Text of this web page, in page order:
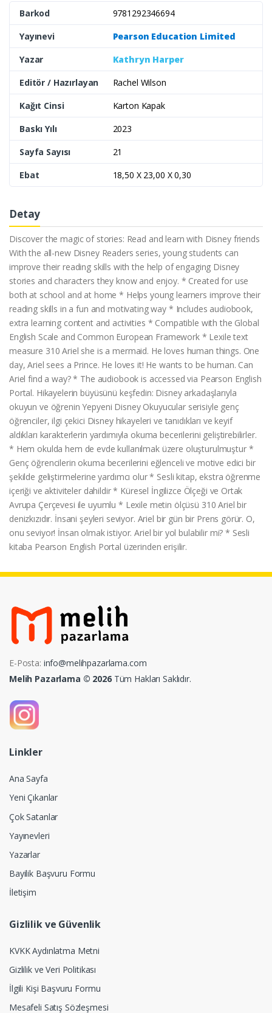
Barkod
9781292346694
Yayınevi
Pearson Education Limited
Yazar
Kathryn Harper
Editör / Hazırlayan
Rachel Wilson
Kağıt Cinsi
Karton Kapak
Baskı Yılı
2023
Sayfa Sayısı
21
Ebat
18,50 X 23,00 X 0,30
Detay
Discover the magic of stories: Read and learn with Disney friends
With the all-new Disney Readers series, young students can
improve their reading skills with the help of engaging Disney
stories and characters they know and enjoy. * Created for use
both at school and at home * Helps young learners improve their
reading skills in a fun and motivating way * Includes audiobook,
extra learning content and activities * Compatible with the Global
English Scale and Common European Framework * Lexile text
measure 310 Ariel she is a mermaid. He loves human things. One
day, Ariel sees a Prince. He loves it! He wants to be human. Can
Ariel find a way? * The audiobook is accessed via Pearson English
Portal. Hikayelerin büyüsünü keşfedin: Disney arkadaşlarıyla
okuyun ve öğrenin Yepyeni Disney Okuyucular serisiyle genç
öğrenciler, ilgi çekici Disney hikayeleri ve tanıdıkları ve keyif
aldıkları karakterlerin yardımıyla okuma becerilerini geliştirebilirler.
* Hem okulda hem de evde kullanılmak üzere oluşturulmuştur *
Genç öğrencilerin okuma becerilerini eğlenceli ve motive edici bir
şekilde geliştirmelerine yardımcı olur * Sesli kitap, ekstra öğrenme
içeriği ve aktiviteler dahildir * Küresel İngilizce Ölçeği ve Ortak
Avrupa Çerçevesi ile uyumlu * Lexile metin ölçüsü 310 Ariel bir
denizkızıdır. İnsani şeyleri seviyor. Ariel bir gün bir Prens görür. O,
onu seviyor! İnsan olmak istiyor. Ariel bir yol bulabilir mi? * Sesli
kitaba Pearson English Portal üzerinden erişilir.
E-Posta: info@melihpazarlama.com
Melih Pazarlama © 2026Tüm Hakları Saklıdır.
Linkler
Ana Sayfa
Yeni Çıkanlar
Çok Satanlar
Yayınevleri
Yazarlar
Bayilik Başvuru Formu
İletişim
Gizlilik ve Güvenlik
KVKK Aydınlatma Metni
Gizlilik ve Veri Politikası
İlgili Kişi Başvuru Formu
Mesafeli Satış Sözleşmesi